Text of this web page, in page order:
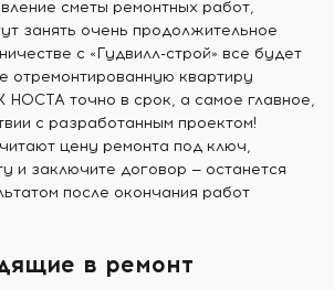
сметы ремонтных работ,
занять очень продолжительное
с «Гудвилл-строй» все будет
отремонтированную квартиру
НОСТА точно в срок, а самое главное,
с разработанным проектом!
цену ремонта под ключ,
и заключите договор — останется
после окончания работ
в ремонт